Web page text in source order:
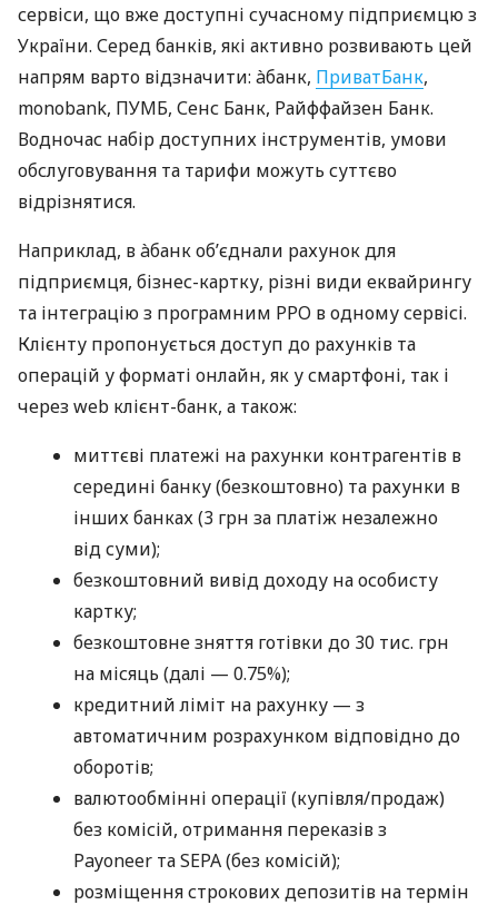
сервіси, що вже доступні сучасному підприємцю з
України. Серед банків, які активно розвивають цей
напрям варто відзначити: àбанк, ПриватБанк,
monobank, ПУМБ, Сенс Банк, Райффайзен Банк.
Водночас набір доступних інструментів, умови
обслуговування та тарифи можуть суттєво
відрізнятися.
Наприклад, в àбанк об’єднали рахунок для
підприємця, бізнес-картку, різні види еквайрингу
та інтеграцію з програмним РРО в одному сервісі.
Клієнту пропонується доступ до рахунків та
операцій у форматі онлайн, як у смартфоні, так і
через web клієнт-банк, а також:
миттєві платежі на рахунки контрагентів в
середині банку (безкоштовно) та рахунки в
інших банках (3 грн за платіж незалежно
від суми);
безкоштовний вивід доходу на особисту
картку;
безкоштовне зняття готівки до 30 тис. грн
на місяць (далі — 0.75%);
кредитний ліміт на рахунку — з
автоматичним розрахунком відповідно до
оборотів;
валютообмінні операції (купівля/продаж)
без комісій, отримання переказів з
Payoneer та SEPA (без комісій);
розміщення строкових депозитів на термін